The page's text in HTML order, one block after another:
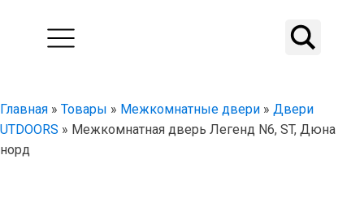
Главная » Товары » Межкомнатные двери » Двери
UTDOORS » Межкомнатная дверь Легенд N6, ST, Дюна
норд